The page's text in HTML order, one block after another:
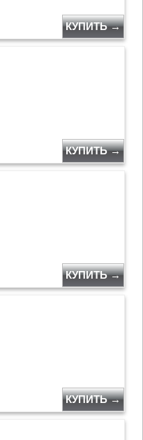
КУПИТЬ →
КУПИТЬ →
КУПИТЬ →
КУПИТЬ →